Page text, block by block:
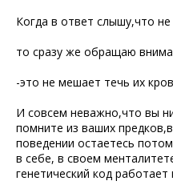
Когда в ответ слышу,что
то сразу же обращаю
-это не мешает течь их
И совсем неважно,что вы
помните из ваших
поведении остаетесь
в себе, в своем
генетический код